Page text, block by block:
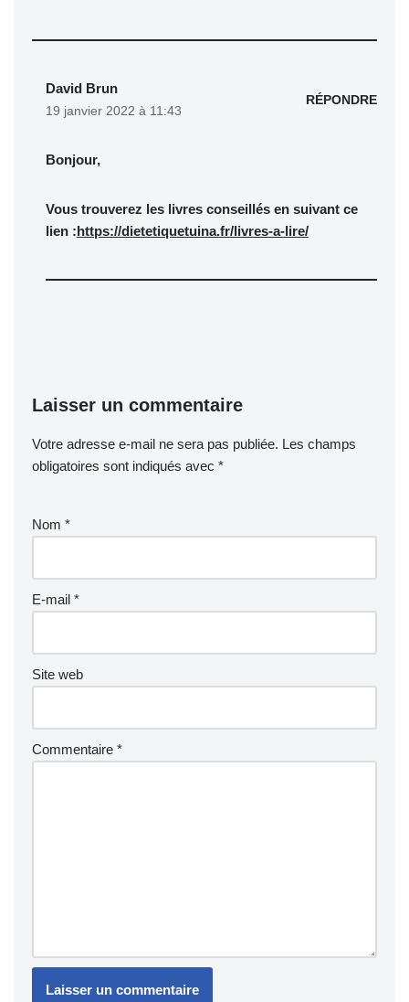
David Brun
19 janvier 2022 à 11:43
RÉPONDRE
Bonjour,
Vous trouverez les livres conseillés en suivant ce
lien :https://dietetiquetuina.fr/livres-a-lire/
Laisser un commentaire
Votre adresse e-mail ne sera pas publiée. Les champs
obligatoires sont indiqués avec *
Nom *
E-mail *
Site web
Commentaire *